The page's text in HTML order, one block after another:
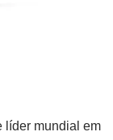
líder mundial em